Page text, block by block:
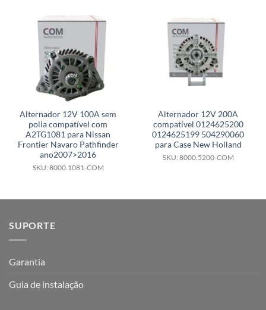
Alternador 12V 100A sem
polia compatível com
A2TG1081 para Nissan
Frontier Navaro Pathfinder
ano2007>2016
SKU: 8000.1081-COM
Alternador 12V 200A
compatível 0124625200
0124625199 504290060
para Case New Holland
SKU: 8000.5200-COM
SUPORTE
Garantia
Guia de instalação